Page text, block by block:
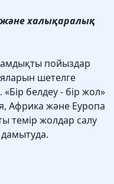
және халықаралық
пойыздар
шетелге
белдеу - бір жол»
Африка және Еуропа
темір жолдар салу